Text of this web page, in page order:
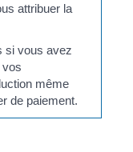
attribuer la
si vous avez
vos
même
de paiement.